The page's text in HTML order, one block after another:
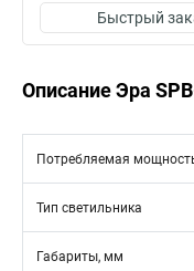
Быстрый
Описание Эра
Потребляемая
Тип светильника
Габариты, мм